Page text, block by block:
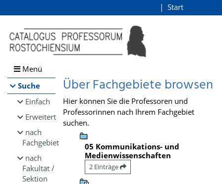
Browsen
direkt zum Inhalt
Start
Menü
Suche
Einfach
Erweitert
nach
Fachgebiet
nach
Fakultät /
Sektion
Über Fachgebiete browsen
Hier können Sie die Professoren und
Professorinnen nach Ihrem Fachgebiet
suchen.
05 Kommunikations- und
Medienwissenschaften
2 Einträge